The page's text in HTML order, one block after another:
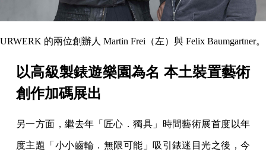
URWERK 的兩位創辦人 Martin Frei（左）與 Felix Baumgartner。
以高級製錶遊樂園為名 本土裝置藝術
創作加碼展出
另一方面，繼去年「匠心．獨具」時間藝術展首度以年
度主題「小小齒輪．無限可能」吸引錶迷目光之後，今